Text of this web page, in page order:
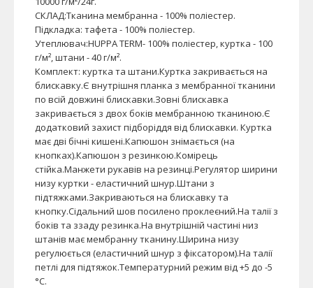
СКЛАД:Тканина мембранна - 100% поліестер.
Підкладка: тафета - 100% поліестер.
Утеплювач:HUPPA TERM- 100% поліестер, куртка - 100
г/м², штани - 40 г/м².
Комплект: куртка та штани.Куртка закривається на
блискавку.Є внутрішня планка з мембранної тканини
по всій довжині блискавки.Зовні блискавка
закривається з двох боків мембранною тканиною.Є
додатковий захист підборіддя від блискавки. Куртка
має дві бічні кишені.Капюшон знімається (на
кнопках).Капюшон з резинкою.Комірець
стійка.Манжети рукавів на резинці.Регулятор ширини
низу куртки - еластичний шнур.Штани з
підтяжками.Закриваються на блискавку та
кнопку.Сідальний шов посилено проклеєний.На талії з
боків та ззаду резинка.На внутрішній частині низ
штанів має мембранну тканину.Ширина низу
регулюється (еластичний шнур з фіксатором).На талії
петлі для підтяжок.Температурний режим від +5 до -5
°С.